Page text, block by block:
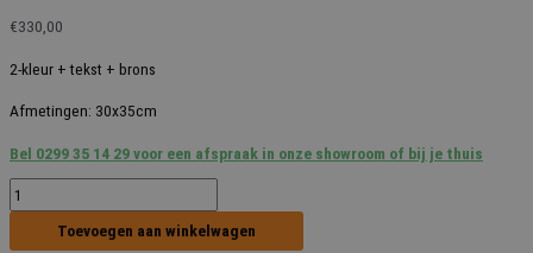
€330,00
2-kleur + tekst + brons
Afmetingen: 30x35cm
Bel 0299 35 14 29 voor een afspraak in onze showroom of bij je thuis
WD
Model
Toevoegen aan winkelwagen